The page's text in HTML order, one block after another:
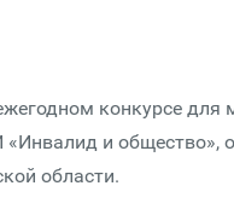
конкурсе для
и общество»,
области.